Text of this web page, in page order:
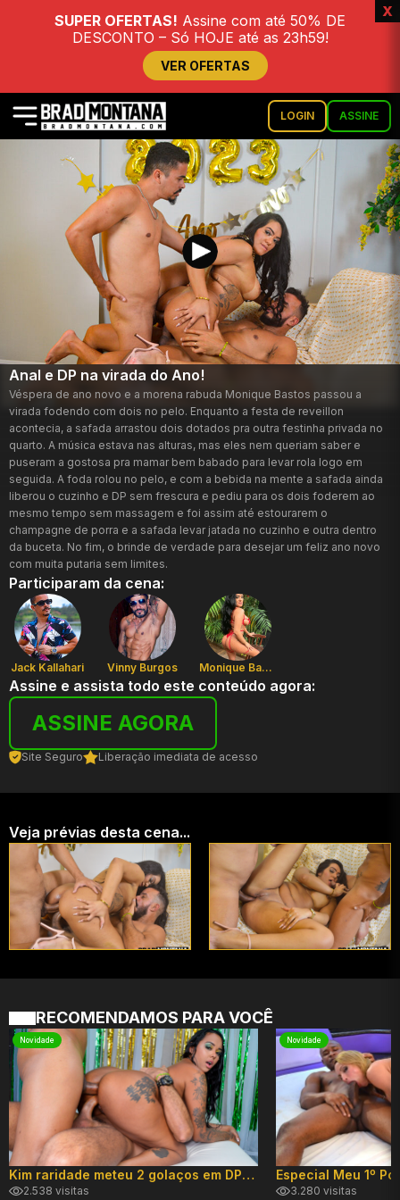
SUPER OFERTAS! Assine com até 50% DE
DESCONTO – Só HOJE até as 23h59!
VER OFERTAS
x
LOGIN ASSINE
Anal e DP na virada do Ano!
Véspera de ano novo e a morena rabuda Monique Bastos passou a
virada fodendo com dois no pelo. Enquanto a festa de reveillon
acontecia, a safada arrastou dois dotados pra outra festinha privada no
quarto. A música estava nas alturas, mas eles nem queriam saber e
puseram a gostosa pra mamar bem babado para levar rola logo em
seguida. A foda rolou no pelo, e com a bebida na mente a safada ainda
liberou o cuzinho e DP sem frescura e pediu para os dois foderem ao
mesmo tempo sem massagem e foi assim até estourarem o
champagne de porra e a safada levar jatada no cuzinho e outra dentro
da buceta. No fim, o brinde de verdade para desejar um feliz ano novo
com muita putaria sem limites.
Participaram da cena:
Jack Kallahari Vinny Burgos Monique Bastos
Assine e assista todo este conteúdo agora:
ASSINE AGORA
Site Seguro Liberação imediata de acesso
Veja prévias desta cena...
RECOMENDAMOS PARA VOCÊ
Novidade
Kim raridade meteu 2 golaços em DP hard!
2.538 visitas
Novidade
3.280 visitas